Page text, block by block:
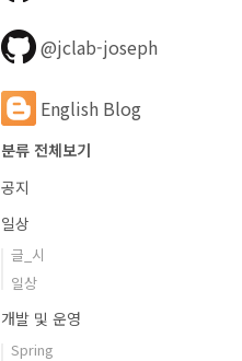
@jclab-joseph
English Blog
분류 전체보기
공지
일상
글_시
일상
개발 및 운영
Spring